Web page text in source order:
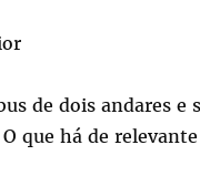
de dois andares e
que há de